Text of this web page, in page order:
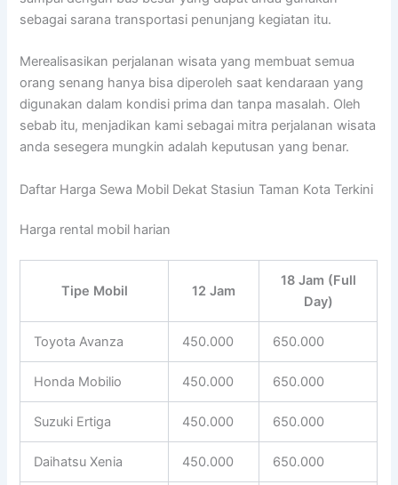
sebagai sarana transportasi penunjang kegiatan itu.
Merealisasikan perjalanan wisata yang membuat semua
orang senang hanya bisa diperoleh saat kendaraan yang
digunakan dalam kondisi prima dan tanpa masalah. Oleh
sebab itu, menjadikan kami sebagai mitra perjalanan wisata
anda sesegera mungkin adalah keputusan yang benar.
Daftar Harga Sewa Mobil Dekat Stasiun Taman Kota Terkini
Harga rental mobil harian
Tipe Mobil 12 Jam
18 Jam (Full
Day)
Toyota Avanza 450.000 650.000
Honda Mobilio 450.000 650.000
Suzuki Ertiga 450.000 650.000
Daihatsu Xenia 450.000 650.000